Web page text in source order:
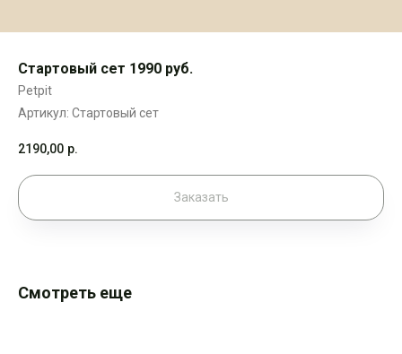
Стартовый сет 1990 руб.
Petpit
Артикул: Стартовый сет
2190,00 р.
Заказать
Смотреть еще